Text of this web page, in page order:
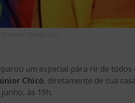
um especial para rir de todos
Chicó, diretamente de sua
às 19h.